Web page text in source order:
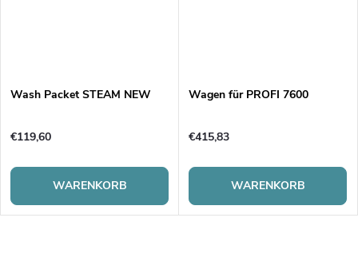
Wash Packet STEAM NEW
€119,60
WARENKORB
Wagen für PROFI 7600
€415,83
WARENKORB